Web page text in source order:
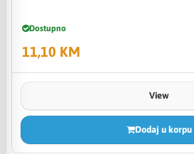
Dostupno
11,10 KM
View
Dodaj u korpu